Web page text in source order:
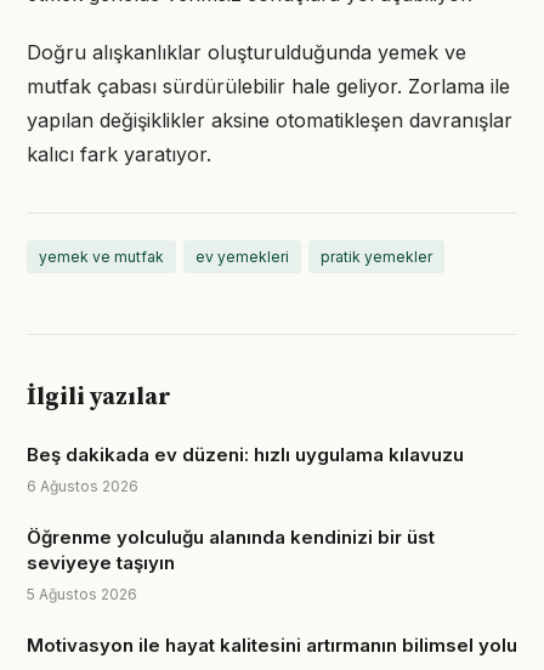
Doğru alışkanlıklar oluşturulduğunda yemek ve
mutfak çabası sürdürülebilir hale geliyor. Zorlama ile
yapılan değişiklikler aksine otomatikleşen davranışlar
kalıcı fark yaratıyor.
yemek ve mutfak ev yemekleri pratik yemekler
İlgili yazılar
Beş dakikada ev düzeni: hızlı uygulama kılavuzu
6 Ağustos 2026
Öğrenme yolculuğu alanında kendinizi bir üst
seviyeye taşıyın
5 Ağustos 2026
Motivasyon ile hayat kalitesini artırmanın bilimsel yolu